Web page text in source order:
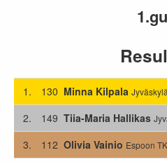
1. 130 Minna Kilpala
2.
149 Tiia-Maria Hallikas
3.
112 Olivia Vainio Espoon